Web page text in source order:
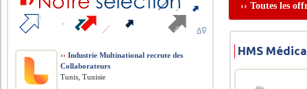
›› Toutes les
HMS
›› Industrie Multinational recrute des
Collaborateurs
Tunis, Tunisie